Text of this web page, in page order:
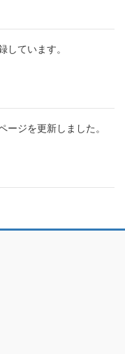
しています。
ージを更新しました。